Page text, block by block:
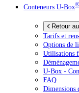
Conteneurs U-Box®
Retour
Tarifs et
Options de
Utilisations
U-Box -
FAQ
Dimensions